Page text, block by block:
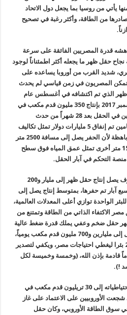
43 في المائة منها يأتي من روسيا بما يجعل دول الاتحاد
من الطاقة، وأكثر رغبة في تصحيح
قدرة المصريين الفائقة على سرعة
حقل ظهر ما يجعله أكثر اطمئناناً لوجود
شديد القرب من أوروبا يساعده على
تمكن المصريون في زمن قياسي لم يحدث
الذي تم اكتشافه في أغسطس عام
2015 ليبدأ إنتاجه المبكر في ديسمبر 2017 بإنتاج 350 مليون قدم مكعب في
اليوم، تم استخراجها من أول بئرين في الحقل بعد 28 شهراً من حدث
الاكتشاف، وفي غضون هذين العامين تم إنفاق 5 مليارات دولار تمثل تكاليف
حفر أول بئرين، وهي تكاليف جد باهظة لأن الحفر يصل إلى مسافة 2500 متر
من عمق قاع البحر فضلاً عن 1500 متر أخرى تمثل عمق المياه فوق سطح
التحكم في آبار الحقل.
و في غضون الأسبوع المقبل سوف يصل إنتاج حقل ظهر إلى مليار و200
آبار تم حفرها، بمتوسط إنتاج يصل إلى
الواحدة توازي أعلى المعدلات العالمية،
الاكتفاء الذاتي من الطاقة وتمتنع من
ظهر حقل ضخم وعفي يملك قدرة ضغط عالية
تؤكد أن سقف إنتاجه الأعلى يصل إلى مليارين و700 مليون قدم مكعب يومياً،
متى وصل عدد آبار الحقل إلى 20 بئرا ليغطي احتياجات مصر، ويكفي لتصدير
إلى الخارج لأكثر من 20 عاماً قادمة بإذن الله، (وخمسة وخميسة لكل
!).
كان حقل ظهر الذي يصل حجم احتياطياته إلى 30 تريليون قدم مكعب في
شجعت الأوروبيين على الاعتماد على غاز
سوق الطاقة الأوروبي، وكان حقل